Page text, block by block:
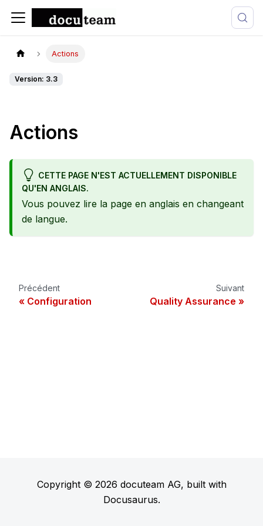
Actions
Version: 3.3
Actions
CETTE PAGE N'EST ACTUELLEMENT DISPONIBLE
QU'EN ANGLAIS.
Vous pouvez lire la page en anglais en changeant
de langue.
Précédent
Configuration
Suivant
Quality Assurance
Copyright © 2026 docuteam AG, built with
Docusaurus.